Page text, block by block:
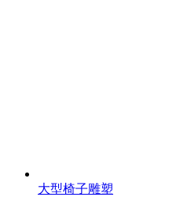
大型椅子雕塑